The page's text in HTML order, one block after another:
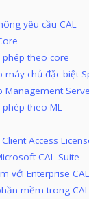
yêu cầu CAL
theo core
máy chủ đặc biệt
Management
theo ML
Access
CAL Suite
với Enterprise
mềm trong